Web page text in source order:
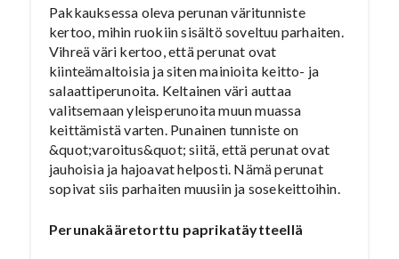
Pakkauksessa oleva perunan väritunniste
kertoo, mihin ruokiin sisältö soveltuu parhaiten.
Vihreä väri kertoo, että perunat ovat
kiinteämaltoisia ja siten mainioita keitto- ja
salaattiperunoita. Keltainen väri auttaa
valitsemaan yleisperunoita muun muassa
keittämistä varten. Punainen tunniste on
&quot;varoitus&quot; siitä, että perunat ovat
jauhoisia ja hajoavat helposti. Nämä perunat
sopivat siis parhaiten muusiin ja sosekeittoihin.
Perunakääretorttu paprikatäytteellä